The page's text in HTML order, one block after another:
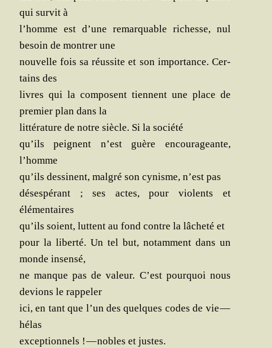
qui sur­vit à
l’homme est d’une remar­quable richesse, nul
besoin de mon­trer une
nou­velle fois sa réus­site et son impor­tance. Cer­
tains des
livres qui la com­posent tiennent une place de
pre­mier plan dans la
lit­té­ra­ture de notre siècle. Si la société
qu’ils peignent n’est guère encou­ra­geante,
l’homme
qu’ils des­sinent, mal­gré son cynisme, n’est pas
déses­pé­rant ; ses actes, pour vio­lents et
élémentaires
qu’ils soient, luttent au fond contre la lâche­té et
pour la liber­té. Un tel but, notam­ment dans un
monde insensé,
ne manque pas de valeur. C’est pour­quoi nous
devions le rappeler
ici, en tant que l’un des quelques codes de vie —
hélas
excep­tion­nels ! — nobles et justes.